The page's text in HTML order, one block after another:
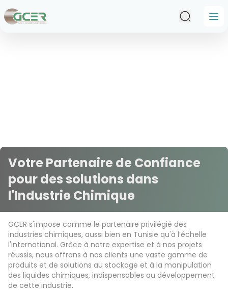
Passer au contenu principal
Votre Partenaire de Confiance
pour des solutions dans
l'Industrie Chimique
GCER s'impose comme le partenaire privilégié des
industries chimiques, aussi bien en Tunisie qu'à l’échelle
l'international. Grâce à notre expertise et à nos projets
réussis, nous offrons à nos clients une vaste gamme de
produits et de solutions au stockage et à la manipulation
des liquides chimiques, indispensables au développement
de cette industrie.